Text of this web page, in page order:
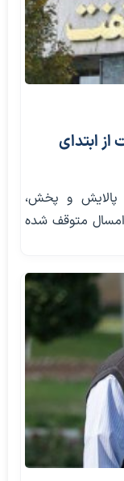
ابتدای
پالایش و پخش،
امسال متوقف شده